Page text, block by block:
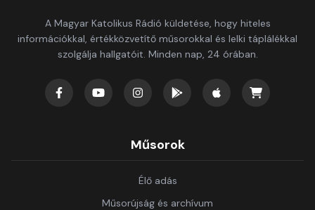
A Magyar Katolikus Rádió küldetése, hogy hiteles
információkkal, értékközvetítő műsorokkal és lelki táplálékkal
szolgálja hallgatóit. Minden nap, 24 órában.
Műsorok
Élő adás
Műsorújság és archívum